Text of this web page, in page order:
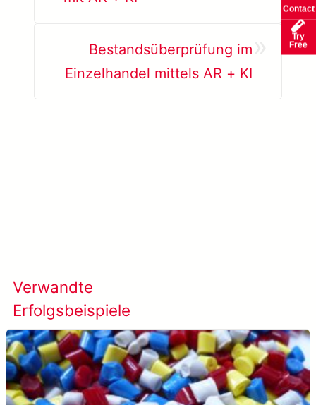
Bestandsüberprüfung im
Einzelhandel mittels AR + KI
Verwandte
Erfolgsbeispiele
Contact
Try
Free